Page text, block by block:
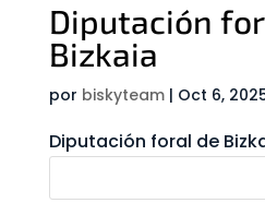
Diputación
Bizkaia
por biskyteam| Oct 6,
Diputación foral de